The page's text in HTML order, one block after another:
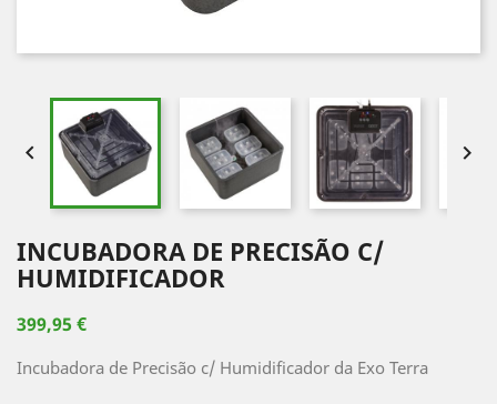
 
INCUBADORA DE PRECISÃO C/
HUMIDIFICADOR
399,95 €
Incubadora de Precisão c/ Humidificador da Exo Terra